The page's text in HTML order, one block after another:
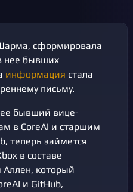
сформировала
нее бывших
информация стала
письму.
бывший вице-
в CoreAI и старшим
теперь займется
в составе
Аллен, который
и GitHub,